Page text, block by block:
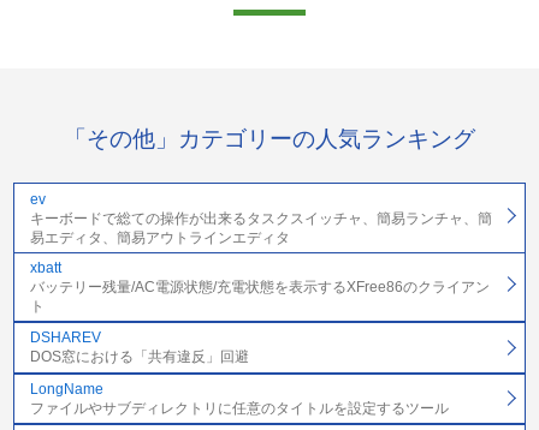
「その他」カテゴリーの人気ランキング
ev
キーボードで総ての操作が出来るタスクスイッチャ、簡易ランチャ、簡
易エディタ、簡易アウトラインエディタ
xbatt
バッテリー残量/AC電源状態/充電状態を表示するXFree86のクライアン
ト
DSHAREV
DOS窓における「共有違反」回避
LongName
ファイルやサブディレクトリに任意のタイトルを設定するツール